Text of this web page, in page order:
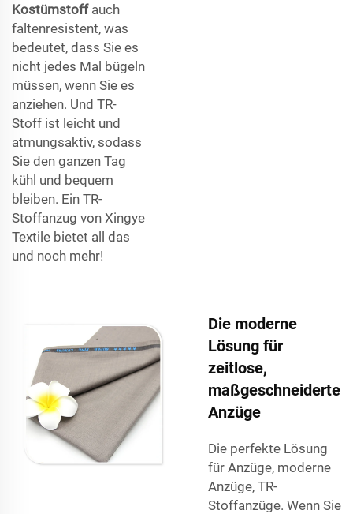
Kostümstoff auch
faltenresistent, was
bedeutet, dass Sie es
nicht jedes Mal bügeln
müssen, wenn Sie es
anziehen. Und TR-
Stoff ist leicht und
atmungsaktiv, sodass
Sie den ganzen Tag
kühl und bequem
bleiben. Ein TR-
Stoffanzug von Xingye
Textile bietet all das
und noch mehr!
Die moderne
Lösung für
zeitlose,
maßgeschneiderte
Anzüge
Die perfekte Lösung
für Anzüge, moderne
Anzüge, TR-
Stoffanzüge. Wenn Sie